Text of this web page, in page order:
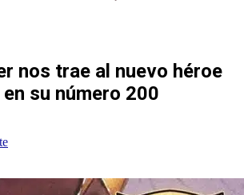
nos trae al nuevo héroe
su número 200